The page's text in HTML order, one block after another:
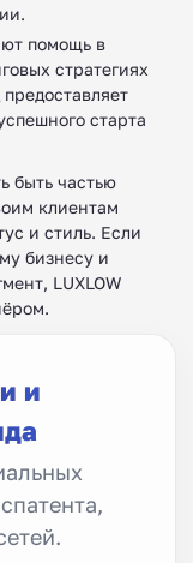
помощь в
стратегиях
старта
быть частью
клиентам
и стиль. Если
бизнесу и
LUXLOW
и